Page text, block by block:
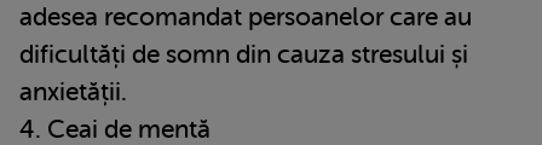
adesea recomandat persoanelor care au
dificultăți de somn din cauza stresului și
anxietății.
4. Ceai de mentă